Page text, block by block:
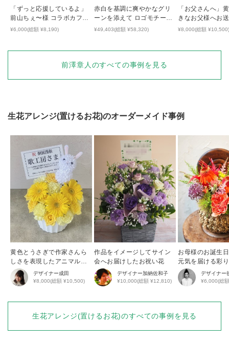
「ずっと応援しているよ」
前山ちぇ〜様 コラボカフェ
開催祝い花
¥6,000(総額 ¥8,190)
赤白を基調に爽やかなグリ
ーンを添えて ロゴモチーフ
のハートが隠れた開店祝い
¥49,403(総額 ¥58,320)
「お父さんへ」
きなお父様へお
気の出るアレン
¥8,000(総額
前澤章人 のすべての事例を見る
生花アレンジ(置けるお花)のオーダーメイド事例
黄色とうさぎで作家さんら
しさを表現したアニマルア
レンジ
デザイナー成田
¥8,000(総額 ¥10,500)
作品をイメージしてサイン
会へお届けしたお祝い花
デザイナー加納佐和子
¥10,000(総額 ¥12,810)
お母様のお誕生
元気を届ける彩
花アレンジデザイナー
¥6,000(総
生花アレンジ(置けるお花)のすべての事例を見る